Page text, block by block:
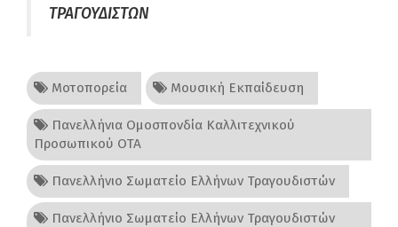
ΤΡΑΓΟΥΔΙΣΤΩΝ
Μοτοπορεία Μουσική Εκπαίδευση
Πανελλήνια Ομοσπονδία Καλλιτεχνικού
Προσωπικού ΟΤΑ
Πανελλήνιο Σωματείο Ελλήνων Τραγουδιστών
Πανελλήνιο Σωματείο Ελλήνων Τραγουδιστών